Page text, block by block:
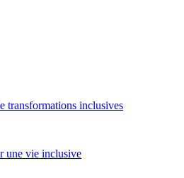
transformations inclusives
une vie inclusive